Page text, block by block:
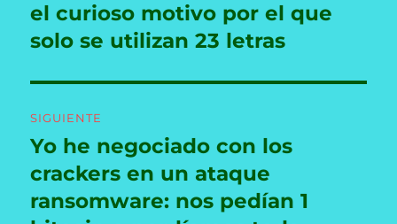
entradas
anterior:
el curioso motivo por el que
solo se utilizan 23 letras
SIGUIENTE
Entrada
siguiente:
Yo he negociado con los
crackers en un ataque
ransomware: nos pedían 1